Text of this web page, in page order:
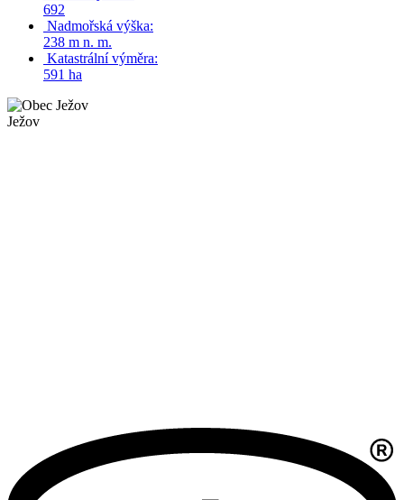
692
Nadmořská výška:
238 m n. m.
Katastrální výměra:
591 ha
Ježov